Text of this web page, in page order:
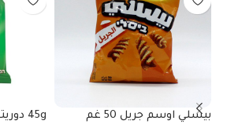
بيسلي اوسم جريل 50 غم 45g دوريتوس حامض وحار